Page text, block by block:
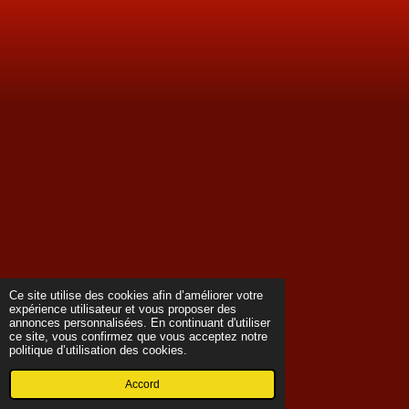
Ce site utilise des cookies afin d’améliorer votre
expérience utilisateur et vous proposer des
annonces personnalisées. En continuant d'utiliser
ce site, vous confirmez que vous acceptez notre
politique d’utilisation des cookies.
Accord